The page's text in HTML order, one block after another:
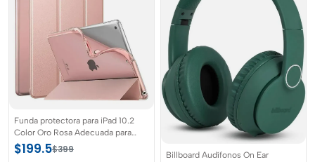
Funda protectora para iPad 10.2
Color Oro Rosa Adecuada para
iPad de novena generación en
2020-2022
$199.5$399
Billboard Audífonos On Ear